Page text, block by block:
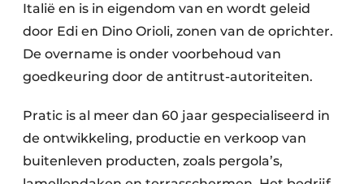
Italië en is in eigendom van en wordt geleid
door Edi en Dino Orioli, zonen van de oprichter.
De overname is onder voorbehoud van
goedkeuring door de antitrust-autoriteiten.
Pratic is al meer dan 60 jaar gespecialiseerd in
de ontwikkeling, productie en verkoop van
buitenleven producten, zoals pergola’s,